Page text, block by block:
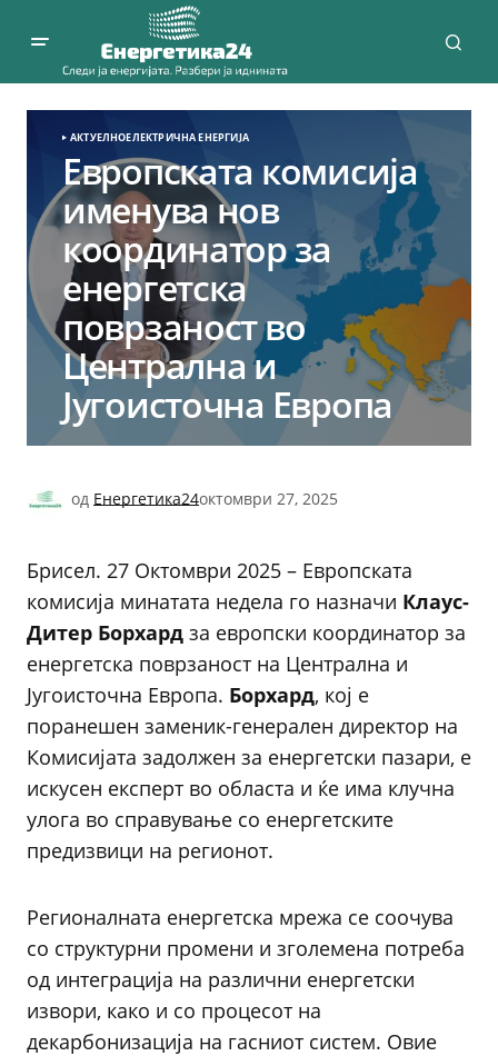
АКТУЕЛНОЕЛЕКТРИЧНА ЕНЕРГИЈА
Eвропската комисија
именува нов
координатор за
енергетска
поврзаност во
Централна и
Југоисточна Европа
од Енергетика24октомври 27, 2025
Брисел. 27 Октомври 2025 – Европската
комисија минатата недела го назначи Клаус-
Дитер Борхард за европски координатор за
енергетска поврзаност на Централна и
Југоисточна Европа. Борхард, кој е
поранешен заменик-генерален директор на
Комисијата задолжен за енергетски пазари, е
искусен експерт во областа и ќе има клучна
улога во справување со енергетските
предизвици на регионот.
Регионалната енергетска мрежа се соочува
со структурни промени и зголемена потреба
од интеграција на различни енергетски
извори, како и со процесот на
декарбонизација на гасниот систем. Овие